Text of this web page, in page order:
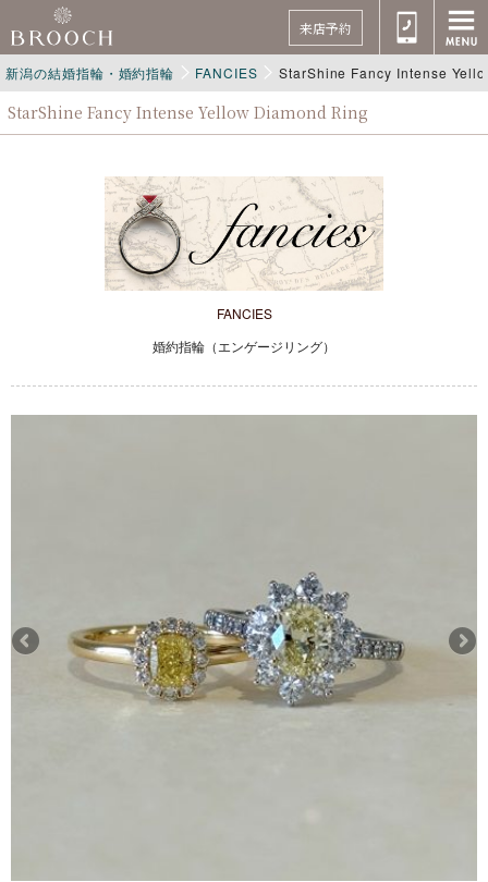
来店予約
新潟の結婚指輪・婚約指輪 FANCIES StarShine Fancy Intense
StarShine Fancy Intense Yellow Diamond Ring
FANCIES
婚約指輪（エンゲージリング）